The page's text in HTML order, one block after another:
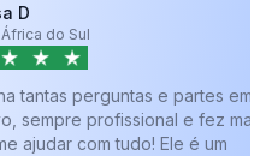
D
África do Sul
tantas perguntas e partes em
sempre profissional e fez
ajudar com tudo! Ele é um